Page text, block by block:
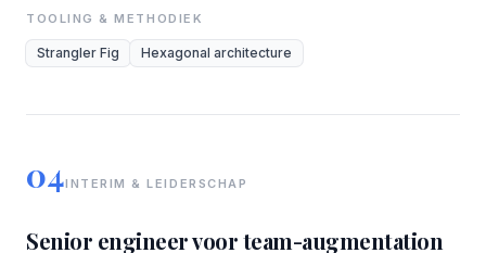
TOOLING & METHODIEK
Strangler Fig Hexagonal architecture
04INTERIM & LEIDERSCHAP
Senior engineer voor team-augmentation